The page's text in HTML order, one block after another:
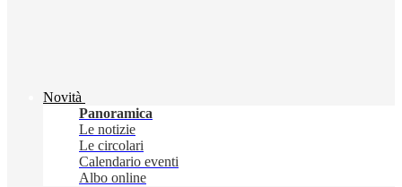
Novità
Panoramica
Le notizie
Le circolari
Calendario eventi
Albo online